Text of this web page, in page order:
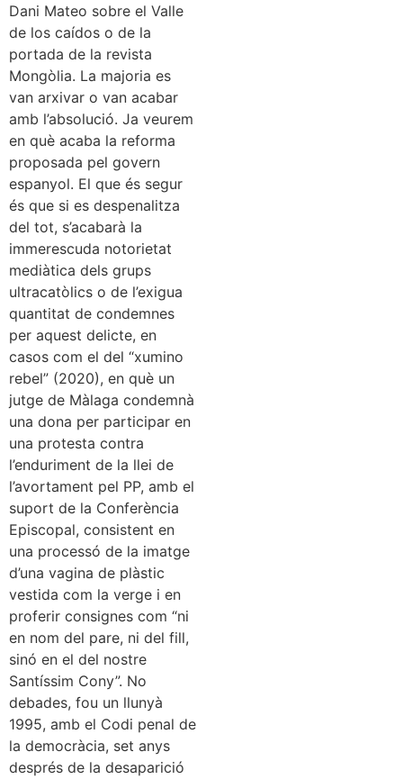
Dani Mateo sobre el Valle
de los caídos o de la
portada de la revista
Mongòlia. La majoria es
van arxivar o van acabar
amb l’absolució. Ja veurem
en què acaba la reforma
proposada pel govern
espanyol. El que és segur
és que si es despenalitza
del tot, s’acabarà la
immerescuda notorietat
mediàtica dels grups
ultracatòlics o de l’exigua
quantitat de condemnes
per aquest delicte, en
casos com el del “xumino
rebel” (2020), en què un
jutge de Màlaga condemnà
una dona per participar en
una protesta contra
l’enduriment de la llei de
l’avortament pel PP, amb el
suport de la Conferència
Episcopal, consistent en
una processó de la imatge
d’una vagina de plàstic
vestida com la verge i en
proferir consignes com “ni
en nom del pare, ni del fill,
sinó en el del nostre
Santíssim Cony”. No
debades, fou un llunyà
1995, amb el Codi penal de
la democràcia, set anys
després de la desaparició